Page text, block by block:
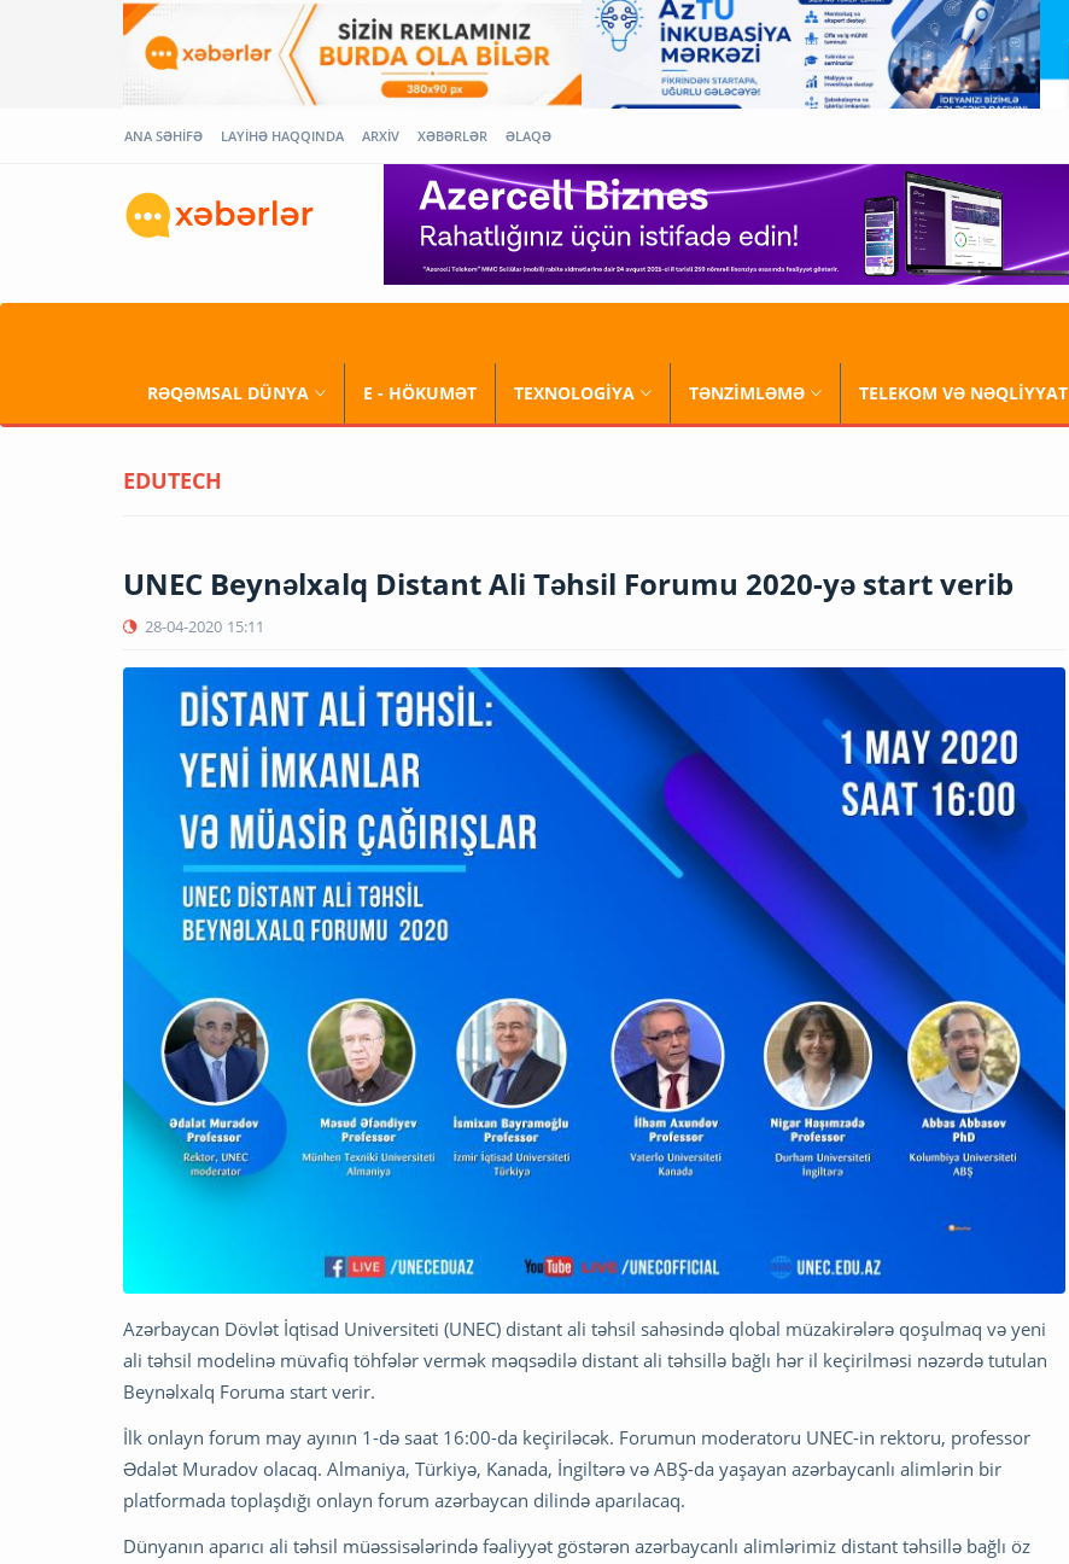
ANA SƏHİFƏ LAYİHƏ HAQQINDA ARXİV XƏBƏRLƏR ƏLAQƏ
RƏQƏMSAL DÜNYA E - HÖKUMƏT TEXNOLOGİYA TƏNZİMLƏMƏ TELEKOM VƏ NƏQLİYYAT
EDUTECH
UNEC Beynəlxalq Distant Ali Təhsil Forumu 2020-yə start verib
28-04-2020 15:11
Azərbaycan Dövlət İqtisad Universiteti (UNEC) distant ali təhsil sahəsində qlobal müzakirələrə qoşulmaq və yeni
ali təhsil modelinə müvafiq töhfələr vermək məqsədilə distant ali təhsillə bağlı hər il keçirilməsi nəzərdə tutulan
Beynəlxalq Foruma start verir.
İlk onlayn forum may ayının 1-də saat 16:00-da keçiriləcək. Forumun moderatoru UNEC-in rektoru, professor
Ədalət Muradov olacaq. Almaniya, Türkiyə, Kanada, İngiltərə və ABŞ-da yaşayan azərbaycanlı alimlərin bir
platformada toplaşdığı onlayn forum azərbaycan dilində aparılacaq.
Dünyanın aparıcı ali təhsil müəssisələrində fəaliyyət göstərən azərbaycanlı alimlərimiz distant təhsillə bağlı öz